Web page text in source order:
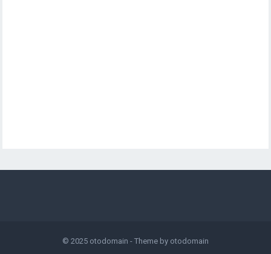
© 2025 otodomain - Theme by otodomain